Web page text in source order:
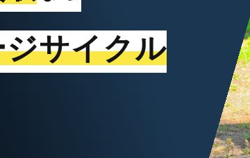
サイクル